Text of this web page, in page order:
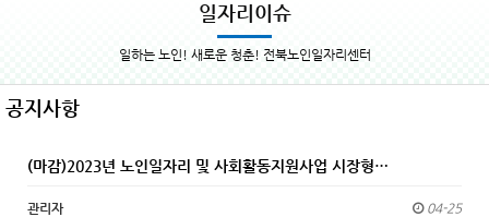
일자리이슈
일하는 노인! 새로운 청춘! 전북노인일자리센터
공지사항
(마감)2023년 노인일자리 및 사회활동지원사업 시장형…
관리자 04-25